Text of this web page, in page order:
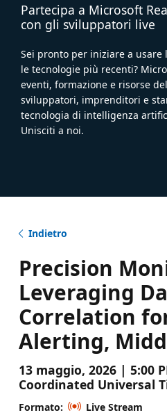
Partecipa a Microsoft
con gli sviluppatori live
Sei pronto per iniziare a
le tecnologie più recenti?
eventi, formazione e risorse
sviluppatori, imprenditori e
tecnologia di intelligenza
Unisciti a noi.
Indietro
Precision
Leveraging
Correlation
Alerting,
13 maggio, 2026 | 5:00
Coordinated Universal
Formato:
Live Stream